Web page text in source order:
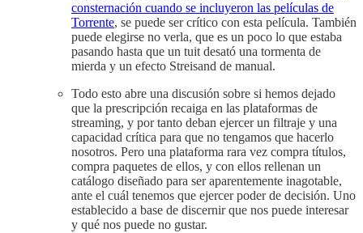
consternación cuando se incluyeron las películas de
Torrente, se puede ser crítico con esta película. También
puede elegirse no verla, que es un poco lo que estaba
pasando hasta que un tuit desató una tormenta de
mierda y un efecto Streisand de manual.
Todo esto abre una discusión sobre si hemos dejado
que la prescripción recaiga en las plataformas de
streaming, y por tanto deban ejercer un filtraje y una
capacidad crítica para que no tengamos que hacerlo
nosotros. Pero una plataforma rara vez compra títulos,
compra paquetes de ellos, y con ellos rellenan un
catálogo diseñado para ser aparentemente inagotable,
ante el cuál tenemos que ejercer poder de decisión. Uno
establecido a base de discernir que nos puede interesar
y qué nos puede no gustar.